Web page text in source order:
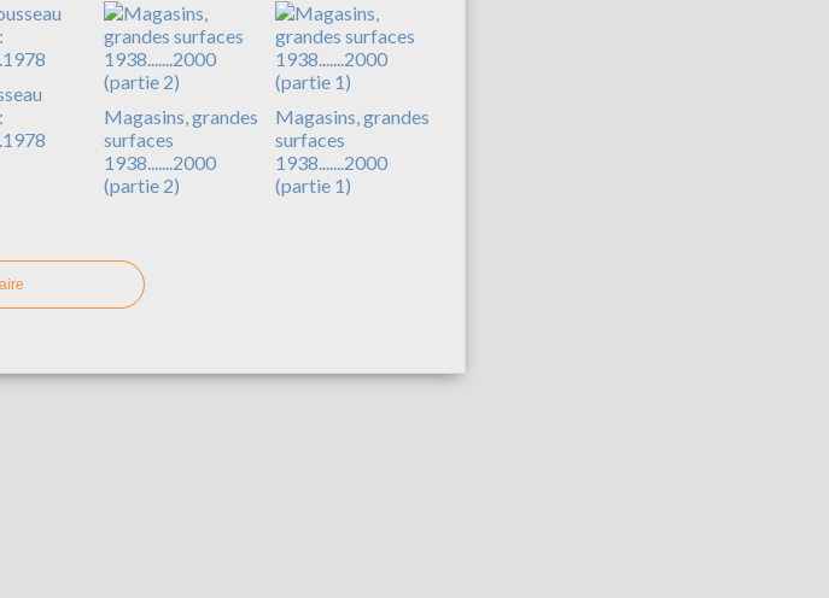
Magasins, grandes
surfaces
1938.......2000
(partie 2)
Magasins, grandes
surfaces
1938.......2000
(partie 1)